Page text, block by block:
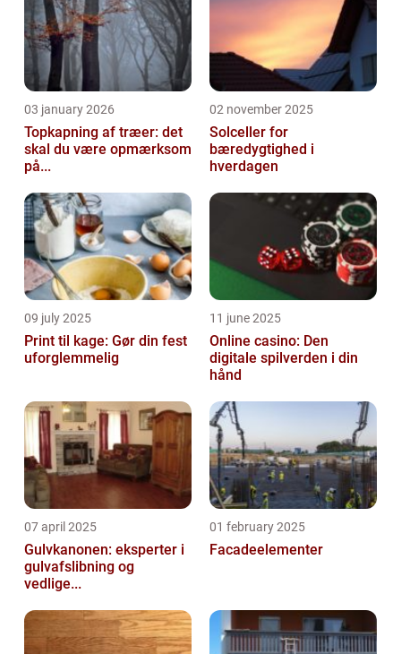
03 january 2026
Topkapning af træer: det
skal du være opmærksom
på...
02 november 2025
Solceller for
bæredygtighed i
hverdagen
09 july 2025
Print til kage: Gør din fest
uforglemmelig
11 june 2025
Online casino: Den
digitale spilverden i din
hånd
07 april 2025
Gulvkanonen: eksperter i
gulvafslibning og
vedlige...
01 february 2025
Facadeelementer